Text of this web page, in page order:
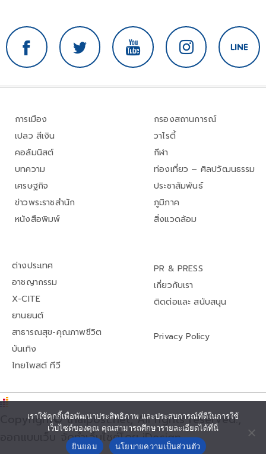
การเมือง
เปลว สีเงิน
คอลัมนิสต์
บทความ
เศรษฐกิจ
ข่าวพระราชสำนัก
หนังสือพิมพ์
กรองสถานการณ์
วาไรตี้
กีฬา
ท่องเที่ยว – ศิลปวัฒนธรรม
ประชาสัมพันธ์
ภูมิภาค
สิ่งแวดล้อม
ต่างประเทศ
อาชญากรรม
X-CITE
ยานยนต์
สาธารณสุข-คุณภาพชีวิต
บันเทิง
ไทยโพสต์ ทีวี
PR & PRESS
เกี่ยวกับเรา
ติดต่อและ สนับสนุน
Privacy Policy
Copyright© thaipost.net, All rights reserved.,
ออกแบบเว็บ จัดทำเว็บไซต์โดย iDesign
เราใช้คุกกี้เพื่อพัฒนาประสิทธิภาพ และประสบการณ์ที่ดีในการใช้
เว็บไซต์ของคุณ คุณสามารถศึกษารายละเอียดได้ที่นี่
ยินยอม
นโยบายความเป็นส่วนตัว